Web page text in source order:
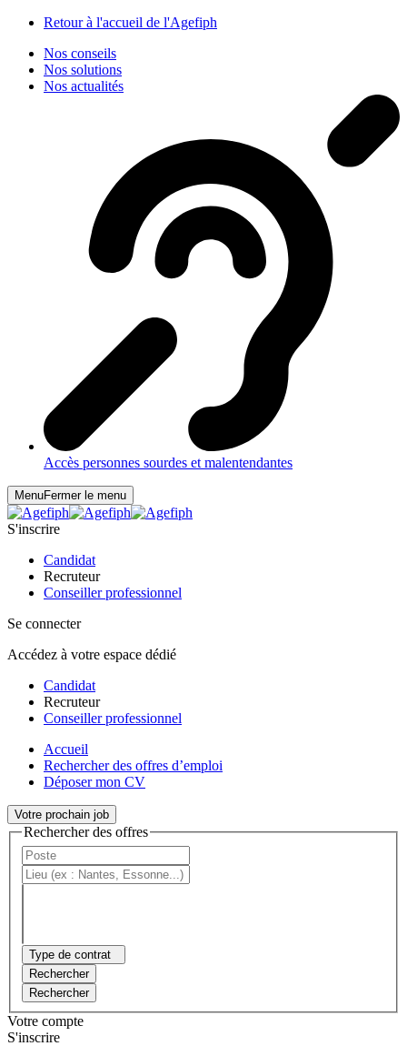
Retour à l'accueil de l'Agefiph
Nos conseils
Nos solutions
Nos actualités
Accès personnes sourdes et malentendantes
MenuFermer le menu
S'inscrire
Candidat
Recruteur
Conseiller professionnel
Se connecter
Accédez à votre espace dédié
Candidat
Recruteur
Conseiller professionnel
Accueil
Rechercher des offres d’emploi
Déposer mon CV
Votre prochain job
Rechercher des offres
Type de contrat
Rechercher
Rechercher
Votre compte
S'inscrire